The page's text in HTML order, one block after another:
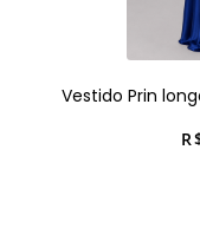
Vestido Prin